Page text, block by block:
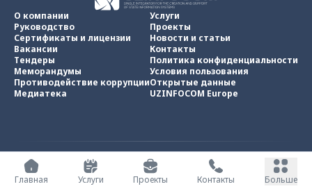
О компании
Руководство
Сертификаты и лицензии
Вакансии
Тендеры
Меморандумы
Противодействие коррупции
Медиатека
Услуги
Проекты
Новости и статьи
Контакты
Политика конфиденциальности
Условия пользования
Открытые данные
UZINFOCOM Europe
UZINFOCOM © 2002 - 2026
Все права защищены
Главная
Услуги Проекты Контакты Больше